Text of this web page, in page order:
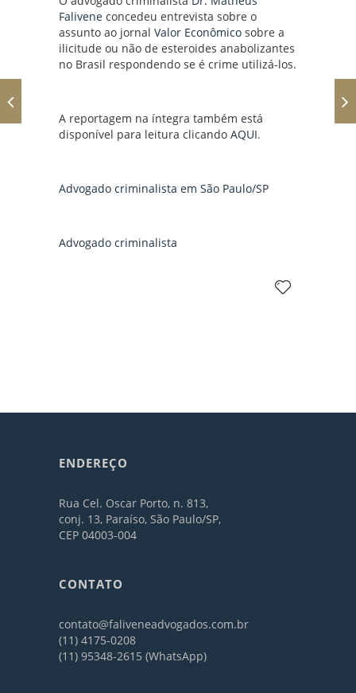
Falivene concedeu entrevista sobre o
assunto ao jornal Valor Econômico sobre a
ilicitude ou não de esteroides anabolizantes
no Brasil respondendo se é crime utilizá-los.
A reportagem na íntegra também está
disponível para leitura clicando AQUI.
Advogado criminalista em São Paulo/SP
Advogado criminalista
ENDEREÇO
Rua Cel. Oscar Porto, n. 813,
conj. 13, Paraíso, São Paulo/SP,
CEP 04003-004
CONTATO
contato@faliveneadvogados.com.br
(11) 4175-0208
(11) 95348-2615 (WhatsApp)